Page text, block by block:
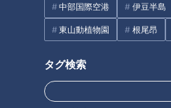
中部国際空港 伊豆半島
東山動植物園 根尾昂
タグ検索
丸」の人気の秘密とは テレビ初
となる新メニュー開発の裏側も